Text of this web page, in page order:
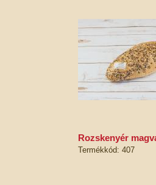
rozskenyér
Termékkód: 407